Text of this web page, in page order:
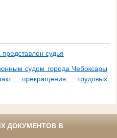
представлен судья
судом города Чебоксары
прекращения трудовых
ДОКУМЕНТОВ В